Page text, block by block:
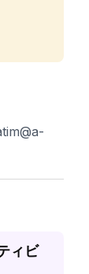
ィビ